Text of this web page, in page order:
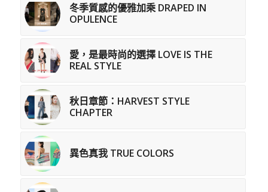
冬季質感的優雅加乘 DRAPED IN
OPULENCE
愛，是最時尚的選擇 LOVE IS THE
REAL STYLE
秋日章節：HARVEST STYLE
CHAPTER
異色真我 TRUE COLORS